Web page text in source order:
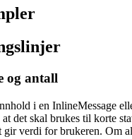
og antall
i en InlineMessage
at det skal brukes til korte
gir verdi for brukeren. Om